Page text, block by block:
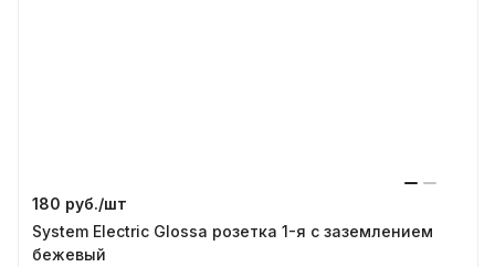
180 руб./шт
System Electric Glossa розетка 1-я с заземлением
бежевый